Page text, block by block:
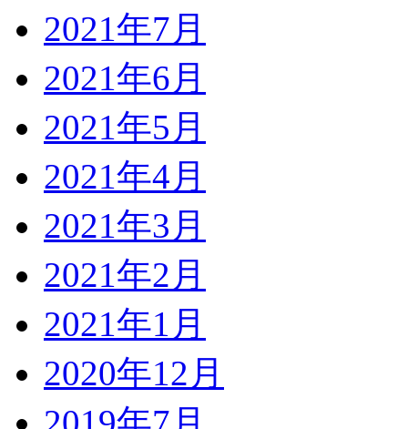
2021年7月
2021年6月
2021年5月
2021年4月
2021年3月
2021年2月
2021年1月
2020年12月